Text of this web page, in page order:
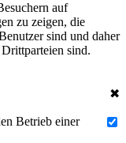
auf
zu zeigen, die
sind und daher
sind.
✖
Betrieb einer